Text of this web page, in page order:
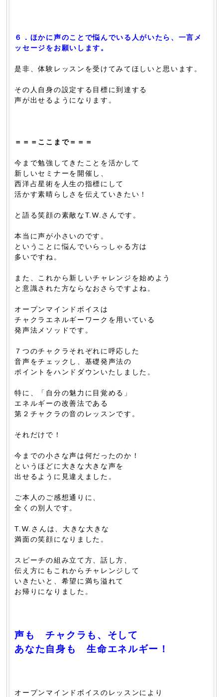
６．ほかに声のことで悩んでいる人がいたら、一言メ
ッセージをお願いします。
是非、体験レッスンを受けてみてほしいと思います。
その人自身の設定する目標に到達する
声が出せるようになります。
＝＝＝ここまで＝＝＝
今まで勉強してきたことを活かして
新しいセミナーを開催し、
西洋占星術を人生の指標にして
活かす素晴らしさを伝えていきたい！
と語る笑顔の素敵なT.W.さんです。
本当に声が小さいのです。
ということに悩んでいらっしゃる方は
多いですね。
また、これから新しいチャレンジを始めよう
と意識された方ならなおさらですよね。
オープンマインドボイスは
チャクラエネルギーワークを用いている
発声法メソッドです。
７つのチャクラそれぞれに呼応した
音声をチェックし、基礎発声法の
ポイントをハンドダウンいたしました。
特に、「自分の魅力に目覚める」
エネルギーの改善法である
第２チャクラの音のレッスンです。
それだけで！
今までの小さな声は何だったのか！
というほどに大きな大きな声を
出せるように見違えました。
ご本人のご感想通りに、
全くの別人です。
T.W.さんは、大きな大きな
満面の笑顔になりました。
スピーチの組み立て方、話し方、
伝え方にもこれからチャレンジして
いきたいと、希望に満ち溢れて
お帰りになりました。
声も チャクラも、そして
あなた自身も 生命エネルギー！
オープンマインドボイスのレッスンにより